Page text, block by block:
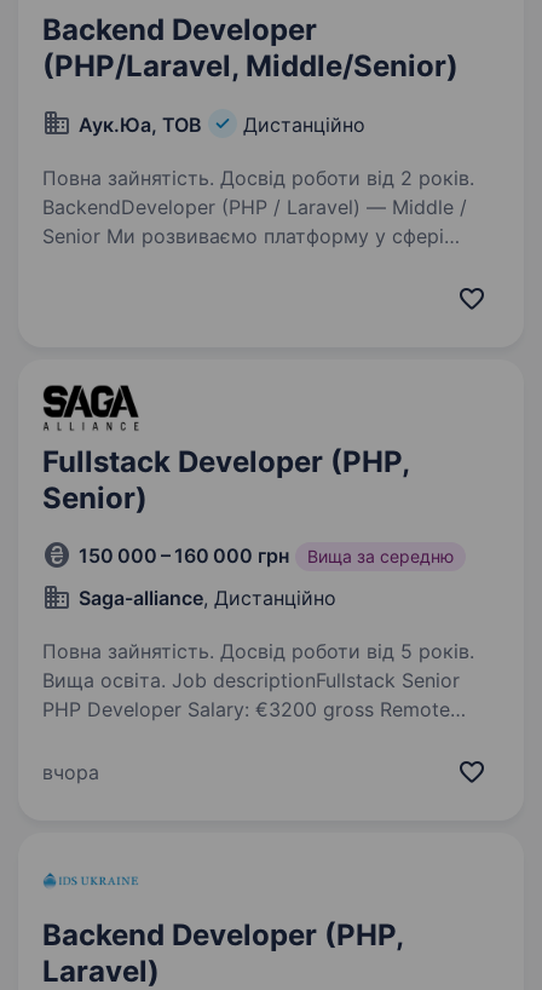
Backend Developer
(PHP/Laravel, Middle/Senior)
Аук.Юа, ТОВ Дистанційно
Повна зайнятість. Досвід роботи від 2 років.
BackendDeveloper (PHP / Laravel) — Middle /
Senior Ми розвиваємо платформу у сфері
зовнішніми сервісами та великими потоками
Fullstack Developer (PHP,
Senior)
150 000 – 160 000 грн Вища за середню
Saga-alliance, Дистанційно
Повна зайнятість. Досвід роботи від 5 років.
Вища освіта. Job descriptionFullstack Senior
PHP Developer Salary: €3200 gross Remote
Employment type: Full-time Work format: Remote
вчора
Backend Developer (PHP,
Laravel)